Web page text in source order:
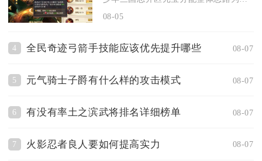
08-05
4 全民奇迹弓箭手技能应该优先提升哪些 08-07
5 元气骑士子爵有什么样的攻击模式 08-07
6 有没有率土之滨武将排名详细榜单 08-07
7 火影忍者良人要如何提高实力 08-07